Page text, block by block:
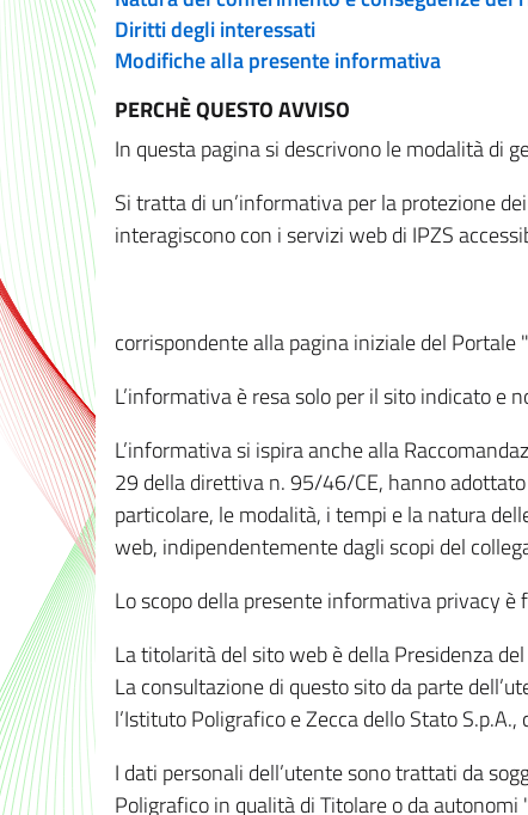
Diritti degli interessati
Modifiche alla presente informativa
PERCHÈ QUESTO AVVISO
In questa pagina si descrivono le modalità di
Si tratta di un’informativa per la protezione
interagiscono con i servizi web di IPZS
corrispondente alla pagina iniziale del
L’informativa è resa solo per il sito indicato
L’informativa si ispira anche alla
29 della direttiva n. 95/46/CE, hanno
particolare, le modalità, i tempi e la natura
web, indipendentemente dagli scopi del
Lo scopo della presente informativa privacy
La titolarità del sito web è della Presidenza
La consultazione di questo sito da parte
l’Istituto Poligrafico e Zecca dello Stato
I dati personali dell’utente sono trattati da
Poligrafico in qualità di Titolare o da